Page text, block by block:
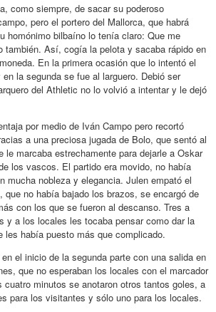
como siempre, de sacar su poderoso
pero el portero del Mallorca, que habrá
homónimo bilbaíno lo tenía claro: Que me
también. Así, cogía la pelota y sacaba rápido en
En la primera ocasión que lo intentó el
la segunda se fue al larguero. Debió ser
del Athletic no lo volvió a intentar y le dejó
por medio de Iván Campo pero recortó
a una preciosa jugada de Bolo, que sentó al
le marcaba estrechamente para dejarle a Oskar
los vascos. El partido era movido, no había
mucha nobleza y elegancia. Julen empató el
que no había bajado los brazos, se encargó de
con los que se fueron al descanso. Tres a
y a los locales les tocaba pensar como dar la
les había puesto más que complicado.
el inicio de la segunda parte con una salida en
que no esperaban los locales con el marcador
cuatro minutos se anotaron otros tantos goles, a
para los visitantes y sólo uno para los locales.